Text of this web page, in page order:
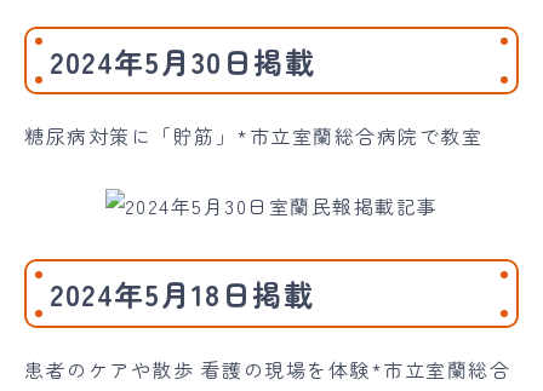
2024年5月30日掲載
糖尿病対策に「貯筋」*市立室蘭総合病院で教室
2024年5月18日掲載
患者のケアや散歩 看護の現場を体験*市立室蘭総合